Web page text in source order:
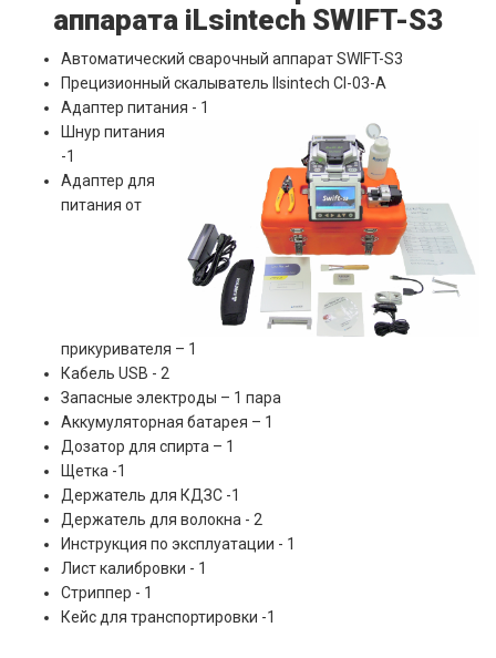
аппарата iLsintech SWIFT-S3
Автоматический сварочный аппарат SWIFT-S3
Прецизионный скалыватель Ilsintech CI-03-A
Адаптер питания - 1
Шнур питания
-1
Адаптер для
питания от
прикуривателя – 1
Кабель USB - 2
Запасные электроды – 1 пара
Аккумуляторная батарея – 1
Дозатор для спирта – 1
Щетка -1
Держатель для КДЗС -1
Держатель для волокна - 2
Инструкция по эксплуатации - 1
Лист калибровки - 1
Стриппер - 1
Кейс для транспортировки -1